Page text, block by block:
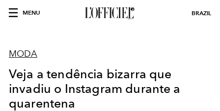
MENU BRAZIL
MODA
Veja a tendência bizarra que
invadiu o Instagram durante a
quarentena